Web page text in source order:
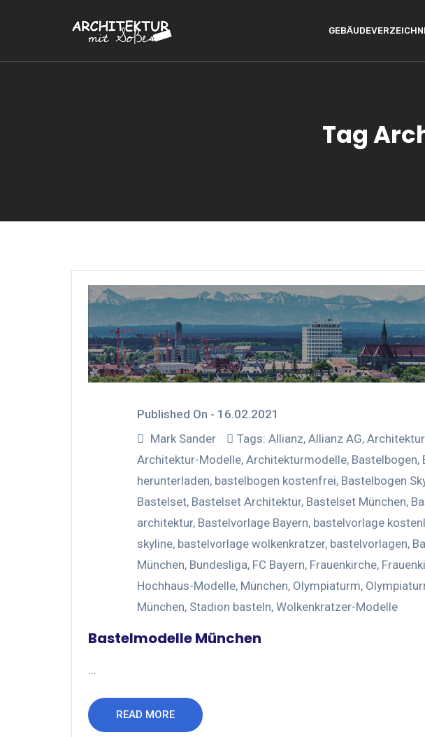
Tag
Published On - 16.02.2021
Mark Sander
Tags: Allianz, Allianz AG,
Architektur-Modelle, Architekturmodelle, Bastelbogen,
herunterladen, bastelbogen kostenfrei, Bastelbogen
Bastelset, Bastelset Architektur, Bastelset München,
architektur, Bastelvorlage Bayern, bastelvorlage
skyline, bastelvorlage wolkenkratzer, bastelvorlagen,
München, Bundesliga, FC Bayern, Frauenkirche,
Hochhaus-Modelle, München, Olympiaturm,
München, Stadion basteln, Wolkenkratzer-Modelle
Bastelmodelle München
READ MORE